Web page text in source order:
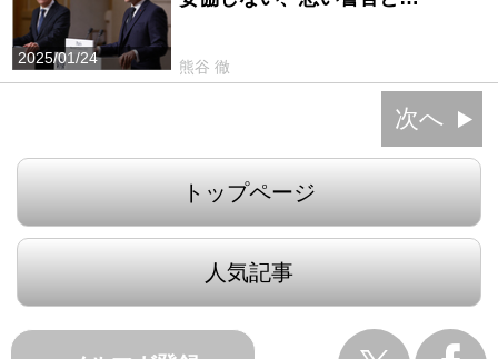
2025/01/24
熊谷 徹
次へ
トップページ
人気記事